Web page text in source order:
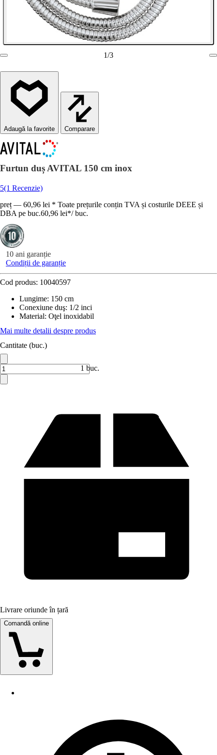
1/3
Comparare
Furtun duș AVITAL 150 cm inox
5(1 Recenzie)
preț — 60,96 lei * Toate prețurile conțin TVA și costurile DEEE și
DBA pe buc.60,96 lei*/ buc.
10 ani garanție
Condiții de garanție
Cod produs: 10040597
Lungime: 150 cm
Conexiune duş: 1/2 inci
Material: Oţel inoxidabil
Mai multe detalii despre produs
Cantitate (buc.)
1 buc.
Livrare oriunde în țară
Comandă online